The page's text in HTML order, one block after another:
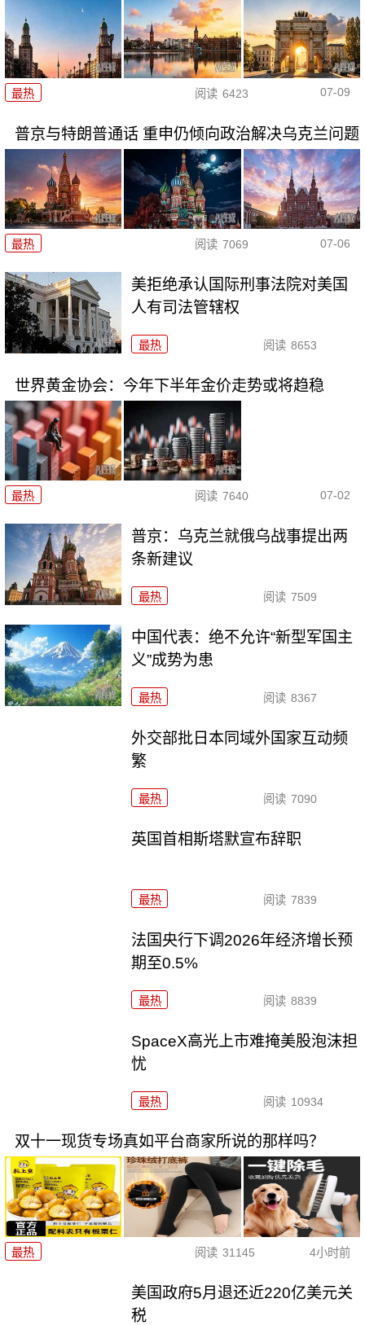
最热 阅读 6423 07-09
普京与特朗普通话 重申仍倾向政治解决乌克兰问题
最热 阅读 7069 07-06
美拒绝承认国际刑事法院对美国
人有司法管辖权
最热 阅读 8653
世界黄金协会：今年下半年金价走势或将趋稳
最热 阅读 7640 07-02
普京：乌克兰就俄乌战事提出两
条新建议
最热 阅读 7509
中国代表：绝不允许“新型军国主
义”成势为患
最热 阅读 8367
外交部批日本同域外国家互动频
繁
最热 阅读 7090
英国首相斯塔默宣布辞职
最热 阅读 7839
法国央行下调2026年经济增长预
期至0.5%
最热 阅读 8839
SpaceX高光上市难掩美股泡沫担
忧
最热 阅读 10934
双十一现货专场真如平台商家所说的那样吗？
最热 阅读 31145 4小时前
美国政府5月退还近220亿美元关
税